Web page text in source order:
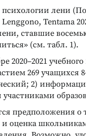
лени
Tentama
ставшие
(см. табл. 1).
2020–2021
269 учащихся
2)
предположения
оценка